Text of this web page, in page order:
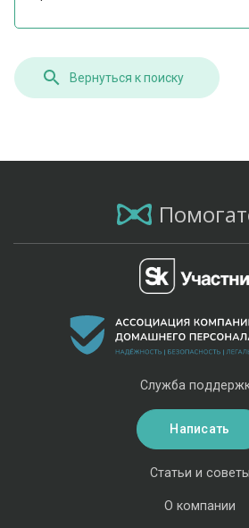
Вернуться к поиску
Статьи и советы
О компании
Служба
Написать